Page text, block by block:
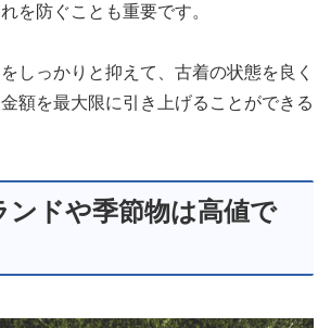
を防ぐことも重要です。
しっかりと抑えて、古着の状態を良く
額を最大限に引き上げることができる
ンドや季節物は高値で